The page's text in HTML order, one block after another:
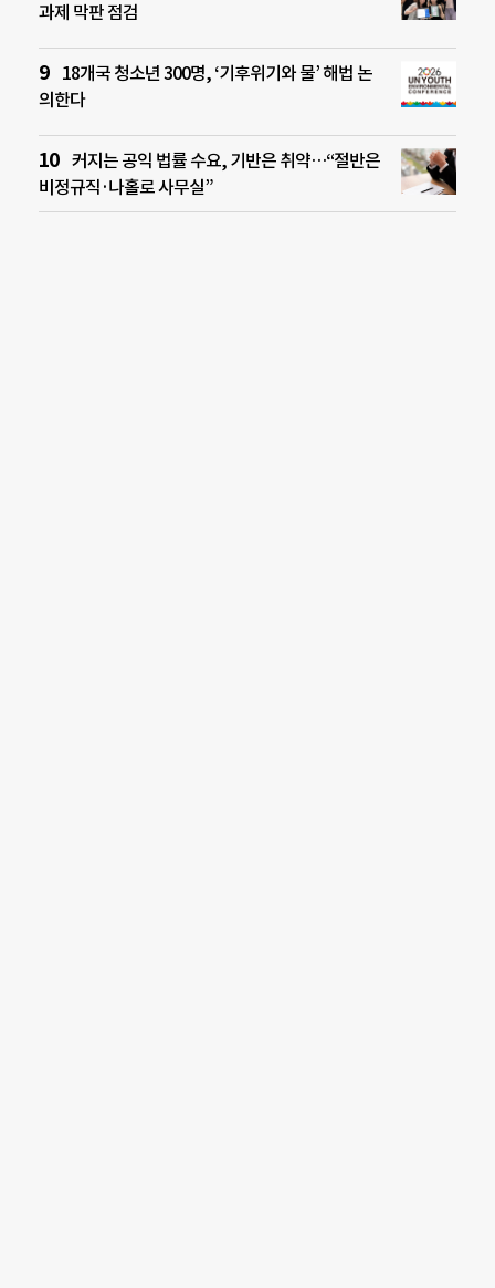
과제 막판 점검
18개국 청소년 300명, ‘기후위기와 물’ 해법 논
의한다
커지는 공익 법률 수요, 기반은 취약…“절반은
비정규직·나홀로 사무실”